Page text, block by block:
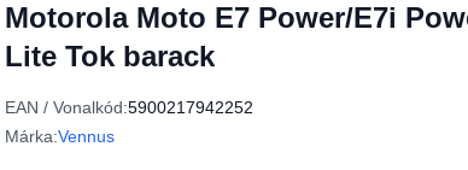
Motorola Moto E7 Power/E7i
Lite Tok barack
EAN / Vonalkód:5900217942252
Márka:Vennus